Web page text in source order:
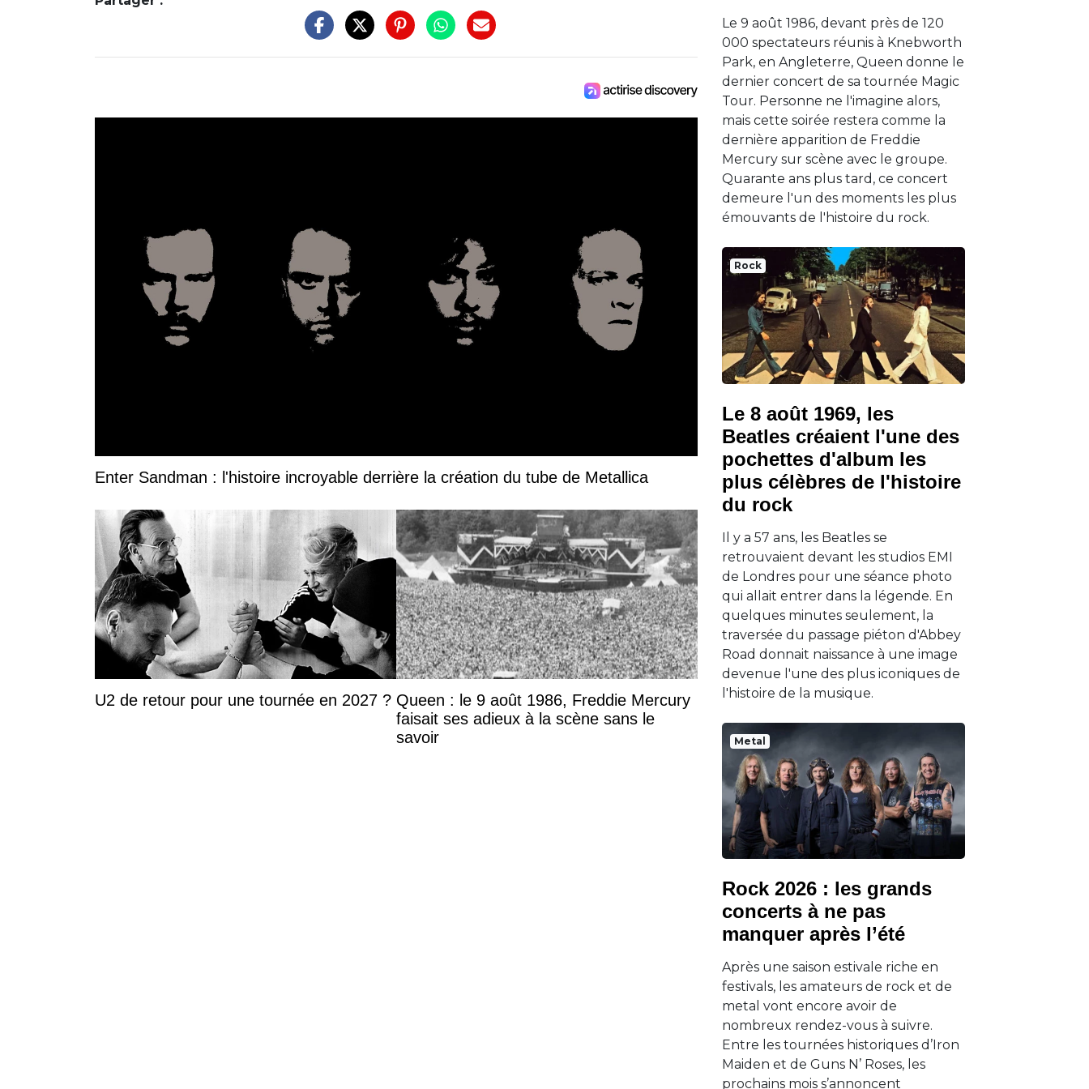
Enter Sandman : l'histoire incroyable derrière la création du tube de Metallica
U2 de retour pour une tournée en 2027 ? Queen : le 9 août 1986, Freddie Mercury
faisait ses adieux à la scène sans le
savoir
Le 9 août 1986, devant près de 120
000 spectateurs réunis à Knebworth
Park, en Angleterre, Queen donne le
dernier concert de sa tournée Magic
Tour. Personne ne l'imagine alors,
mais cette soirée restera comme la
dernière apparition de Freddie
Mercury sur scène avec le groupe.
Quarante ans plus tard, ce concert
demeure l'un des moments les plus
émouvants de l'histoire du rock.
Rock
Le 8 août 1969, les
Beatles créaient l'une des
pochettes d'album les
plus célèbres de l'histoire
du rock
Il y a 57 ans, les Beatles se
retrouvaient devant les studios EMI
de Londres pour une séance photo
qui allait entrer dans la légende. En
quelques minutes seulement, la
traversée du passage piéton d'Abbey
Road donnait naissance à une image
devenue l'une des plus iconiques de
l'histoire de la musique.
Metal
Rock 2026 : les grands
concerts à ne pas
manquer après l’été
Après une saison estivale riche en
festivals, les amateurs de rock et de
metal vont encore avoir de
nombreux rendez-vous à suivre.
Entre les tournées historiques d’Iron
Maiden et de Guns N’ Roses, les
prochains mois s’annoncent